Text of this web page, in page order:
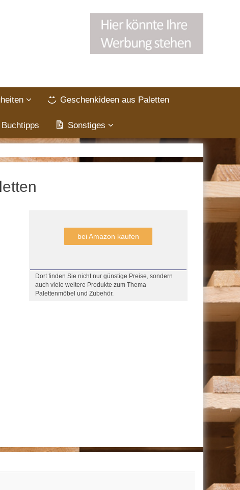
Geschenkideen aus Paletten
Buchtipps Sonstiges
bei Amazon kaufen
Dort finden Sie nicht nur günstige Preise, sondern
auch viele weitere Produkte zum Thema
Palettenmöbel und Zubehör.